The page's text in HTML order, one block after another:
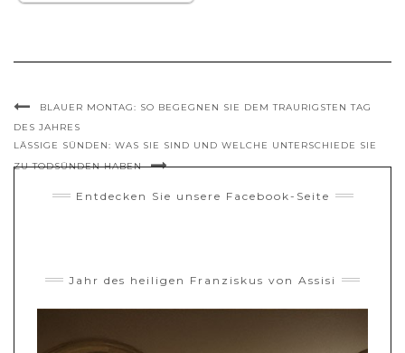
BLAUER MONTAG: SO BEGEGNEN SIE DEM TRAURIGSTEN TAG
DES JAHRES
LÄSSIGE SÜNDEN: WAS SIE SIND UND WELCHE UNTERSCHIEDE SIE
ZU TODSÜNDEN HABEN
Entdecken Sie unsere Facebook-Seite
Jahr des heiligen Franziskus von Assisi